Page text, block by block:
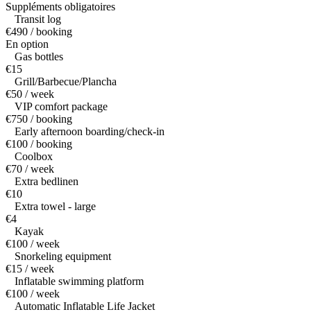
Suppléments obligatoires
Transit log
€490 / booking
En option
Gas bottles
€15
Grill/Barbecue/Plancha
€50 / week
VIP comfort package
€750 / booking
Early afternoon boarding/check-in
€100 / booking
Coolbox
€70 / week
Extra bedlinen
€10
Extra towel - large
€4
Kayak
€100 / week
Snorkeling equipment
€15 / week
Inflatable swimming platform
€100 / week
Automatic Inflatable Life Jacket